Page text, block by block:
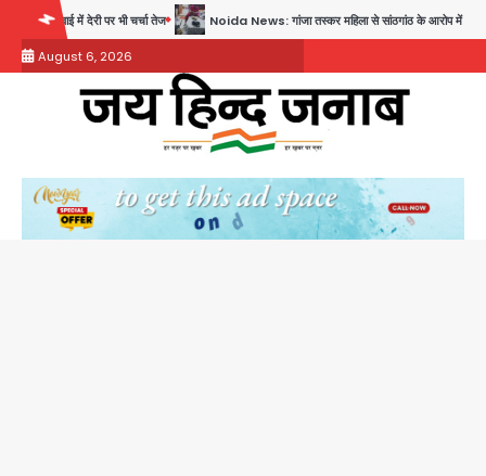
content
Noida News: गांजा तस्कर महिला से सांठगांठ के आरोप में सिपाही गिरफ्तार, सेवा से बर्खास्त, कई
August 6, 2026